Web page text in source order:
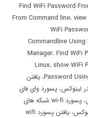
Find WiFi Password
From Command line،
WiFi
Commandline Using
Manager، Find WiFi
Linux، show WiFi
Password، یافتن
، پسورد وای فای
،
پسورد wi-fi شبکه های
،
یافتن پسورد wifi